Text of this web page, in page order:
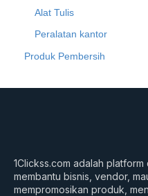
Alat Tulis
Peralatan kantor
Produk Pembersih
1Clickss.com adalah
membantu bisnis, vendor,
mempromosikan produk,